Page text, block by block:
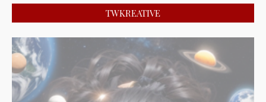
TWKREATIVE